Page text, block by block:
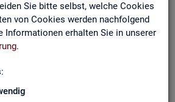
Sie bitte selbst, welche Cookies
von Cookies werden nachfolgend
Informationen erhalten Sie in unserer
.
fin­den Sie Land­kar­ten und Ta­bel­len
Eck­wer­ten zum Ar­beits- und
die Land­kar­ten ge­lan­gen Sie zu den
für die von Ihnen ge­wünsch­te Re­gi­on.
den re­gio­na­len Glie­de­run­gen zu­sam­